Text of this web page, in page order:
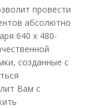
провести
абсолютно
640 х 480-
созданные с
Вам с